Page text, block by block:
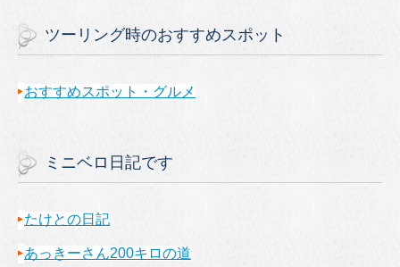
ツーリング時のおすすめスポット
おすすめスポット・グルメ
ミニベロ日記です
たけとの日記
あっきーさん200キロの道